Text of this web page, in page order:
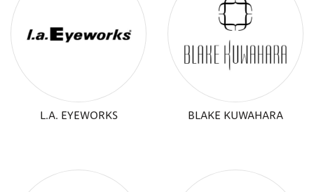
L.A. EYEWORKS BLAKE KUWAHARA